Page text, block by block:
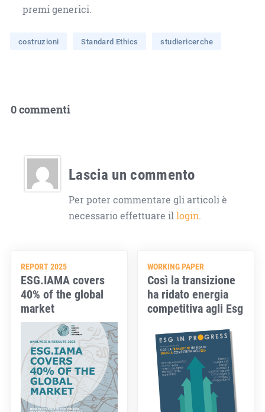
premi generici.
costruzioni Standard Ethics studiericerche
0 commenti
Lascia un commento
Per poter commentare gli articoli è
necessario effettuare illogin.
REPORT 2025
ESG.IAMA covers
40% of the global
market
WORKING PAPER
Così la transizione
ha ridato energia
competitiva agli Esg